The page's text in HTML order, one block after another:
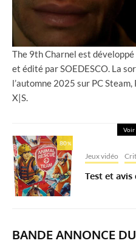
The 9th Charnel est
et édité par SOEDESCO. La
l’automne 2025 sur PC
X|S.
Voir
80%
Jeux vidéo
Test et avis
BANDE ANNONCE DU